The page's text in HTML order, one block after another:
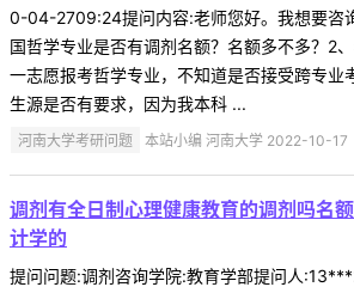
0-04-2709:24提问内容:老师您好。我想要咨
国哲学专业是否有调剂名额？名额多不多？2
一志愿报考哲学专业，不知道是否接受跨专业
生源是否有要求，因为我本科 ...
河南大学考研问题 本站小编 河南大学 2022-10-17
调剂有全日制心理健康教育的调剂吗名
计学的
提问问题:调剂咨询学院:教育学部提问人